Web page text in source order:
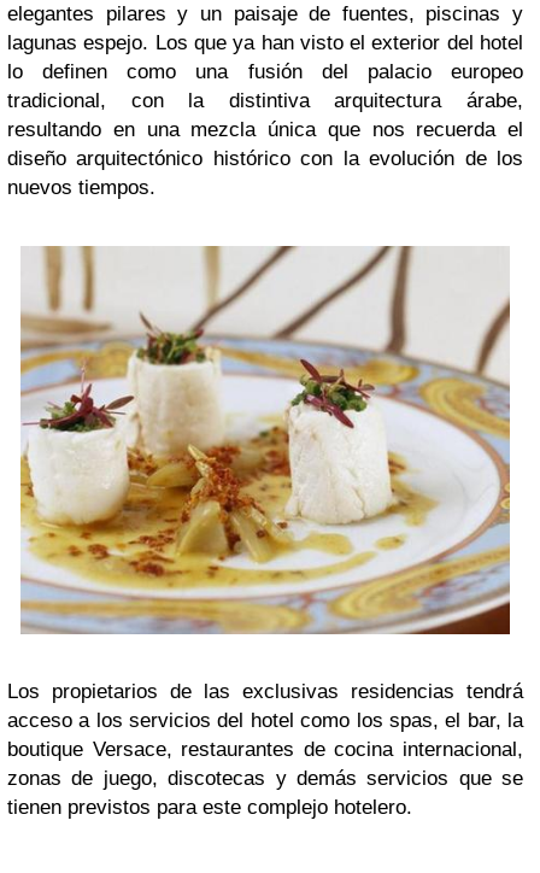
elegantes pilares y un paisaje de fuentes, piscinas y
lagunas espejo. Los que ya han visto el exterior del hotel
lo definen como una fusión del palacio europeo
tradicional, con la distintiva arquitectura árabe,
resultando en una mezcla única que nos recuerda el
diseño arquitectónico histórico con la evolución de los
nuevos tiempos.
Los propietarios de las exclusivas residencias tendrá
acceso a los servicios del hotel como los spas, el bar, la
boutique Versace, restaurantes de cocina internacional,
zonas de juego, discotecas y demás servicios que se
tienen previstos para este complejo hotelero.